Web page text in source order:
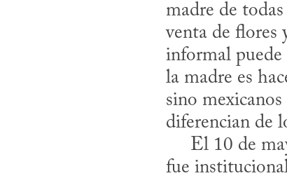
madre de
venta de flores
informal puede
la madre es
sino
diferencian de
fue